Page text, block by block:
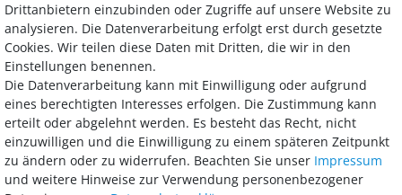
Bezahlung
Wir bieten Ihnen viele Möglichkeiten einer sicheren und bequemen
Bezahlung.
Drittanbietern einzubinden oder Zugriffe auf unsere Website zu
analysieren. Die Datenverarbeitung erfolgt erst durch gesetzte
Cookies. Wir teilen diese Daten mit Dritten, die wir in den
Einstellungen benennen.
Die Datenverarbeitung kann mit Einwilligung oder aufgrund
eines berechtigten Interesses erfolgen. Die Zustimmung kann
erteilt oder abgelehnt werden. Es besteht das Recht, nicht
einzuwilligen und die Einwilligung zu einem späteren Zeitpunkt
zu ändern oder zu widerrufen. Beachten Sie unser Impressum
und weitere Hinweise zur Verwendung personenbezogener